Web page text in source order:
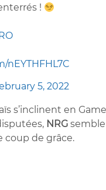
!
nEYTHFHL7C
5, 2022
s’inclinent en
NRG
coup de grâce.